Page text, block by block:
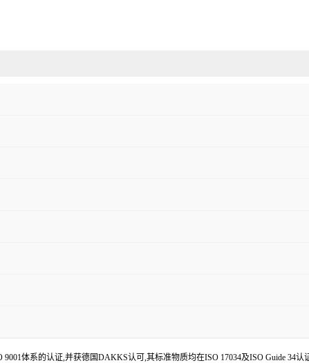
体系的认证,并获德国DAKKS认可,其标准物质均在ISO 17034及ISO Guide 34